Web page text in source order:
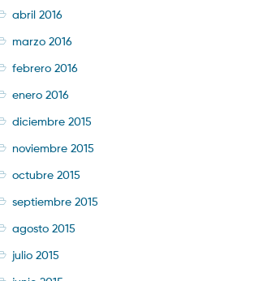
abril 2016
marzo 2016
febrero 2016
enero 2016
diciembre 2015
noviembre 2015
octubre 2015
septiembre 2015
agosto 2015
julio 2015